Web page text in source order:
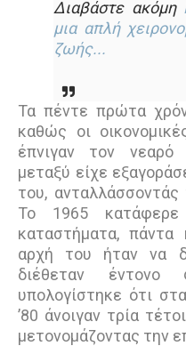
Διαβάστε ακόμη
μια απλή
ζωής...
Τα πέντε πρώτα
καθώς οι
έπνιγαν τον νεαρό
µεταξύ είχε
του,
Το 1965
καταστήµατα, πάντα
αρχή του ήταν να
διέθεταν έντονο
υπολογίστηκε ότι
’80 άνοιγαν τρία
µετονοµάζοντας την